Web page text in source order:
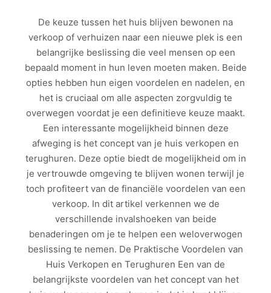
De keuze tussen het huis blijven bewonen na
verkoop of verhuizen naar een nieuwe plek is een
belangrijke beslissing die veel mensen op een
bepaald moment in hun leven moeten maken. Beide
opties hebben hun eigen voordelen en nadelen, en
het is cruciaal om alle aspecten zorgvuldig te
overwegen voordat je een definitieve keuze maakt.
Een interessante mogelijkheid binnen deze
afweging is het concept van je huis verkopen en
terughuren. Deze optie biedt de mogelijkheid om in
je vertrouwde omgeving te blijven wonen terwijl je
toch profiteert van de financiële voordelen van een
verkoop. In dit artikel verkennen we de
verschillende invalshoeken van beide
benaderingen om je te helpen een weloverwogen
beslissing te nemen. De Praktische Voordelen van
Huis Verkopen en Terughuren Een van de
belangrijkste voordelen van het concept van het